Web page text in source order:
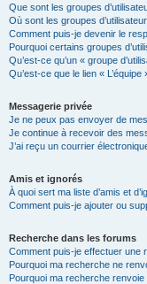
Que sont les groupes
Où sont les groupes
Comment puis-je devenir le
Pourquoi certains groupes
Qu’est-ce qu’un « groupe
Qu’est-ce que le lien « L’équipe
Messagerie privée
Je ne peux pas envoyer de
Je continue à recevoir des
J’ai reçu un courrier
Amis et ignorés
À quoi sert ma liste d’amis et
Comment puis-je ajouter ou
Recherche dans les forums
Comment puis-je effectuer une
Pourquoi ma recherche ne
Pourquoi ma recherche